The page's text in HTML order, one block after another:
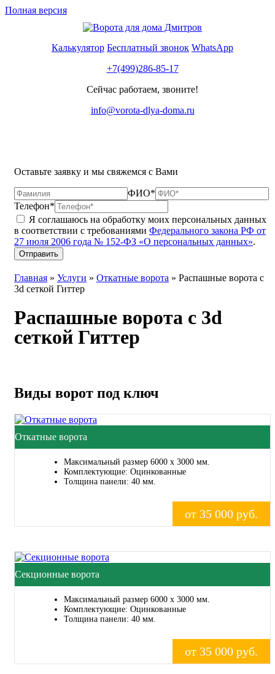
Полная версия
Калькулятор Бесплатный звонок WhatsApp
+7(499)286-85-17
Сейчас работаем, звоните!
info@vorota-dlya-doma.ru
Оставьте заявку и мы свяжемся с Вами
ФИО*
Телефон*
Я соглашаюсь на обработку моих персональных данных
в соответствии с требованиями Федерального закона РФ от
27 июля 2006 года № 152-ФЗ «О персональных данных».
Главная » Услуги » Откатные ворота » Распашные ворота с
3d сеткой Гиттер
Распашные ворота с 3d
сеткой Гиттер
Виды ворот под ключ
Откатные ворота
Максимальный размер 6000 x 3000 мм.
Комплектующие: Оцинкованные
Толщина панели: 40 мм.
от 35 000 руб.
Секционные ворота
Максимальный размер 6000 x 3000 мм.
Комплектующие: Оцинкованные
Толщина панели: 40 мм.
от 35 000 руб.